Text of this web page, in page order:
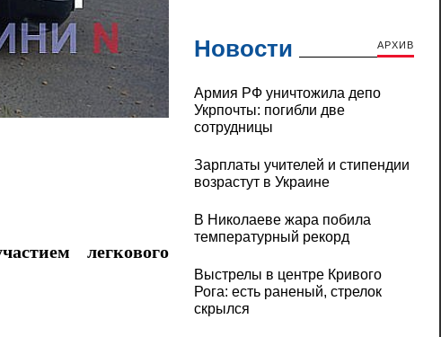
ДТП со сбитым пешеходом в Николаеве:
легкового
Новости АРХИВ
Армия РФ уничтожила депо
Укрпочты: погибли две
сотрудницы
Зарплаты учителей и стипендии
возрастут в Украине
В Николаеве жара побила
температурный рекорд
Выстрелы в центре Кривого
Рога: есть раненый, стрелок
скрылся